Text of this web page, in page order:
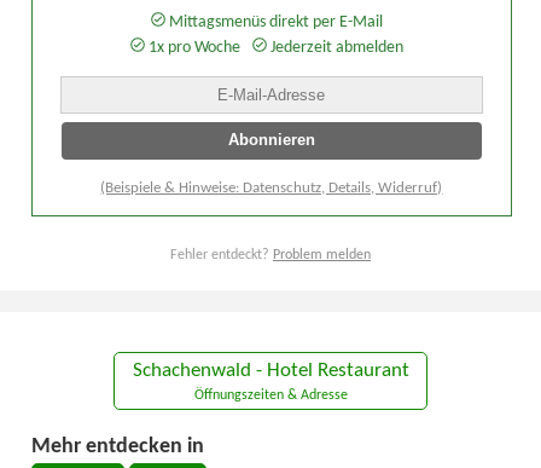
Mittagsmenüs direkt per E-Mail
1x pro Woche
Jederzeit abmelden
(Beispiele & Hinweise: Datenschutz, Details, Widerruf)
Fehler entdeckt? Problem melden
Schachenwald - Hotel Restaurant
Öffnungszeiten & Adresse
Mehr entdecken in